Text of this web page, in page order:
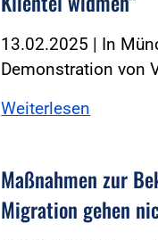
13.02.2025 | In
Demonstration von
Weiterlesen
Maßnahmen zur
Migration gehen